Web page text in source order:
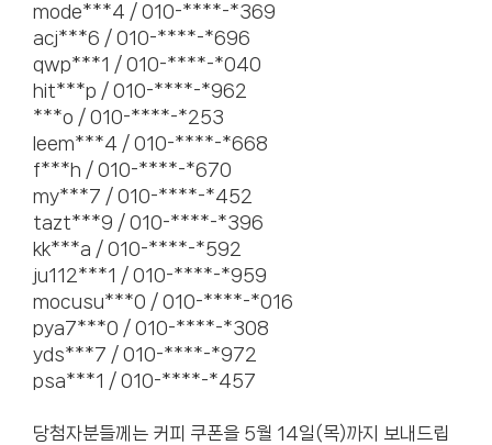
mode***4 / 010-****-*369
acj***6 / 010-****-*696
qwp***1 / 010-****-*040
hit***p / 010-****-*962
***o / 010-****-*253
leem***4 / 010-****-*668
f***h / 010-****-*670
my***7 / 010-****-*452
tazt***9 / 010-****-*396
kk***a / 010-****-*592
ju112***1 / 010-****-*959
mocusu***0 / 010-****-*016
pya7***0 / 010-****-*308
yds***7 / 010-****-*972
psa***1 / 010-****-*457
당첨자분들께는 커피 쿠폰을 5월 14일(목)까지 보내드립